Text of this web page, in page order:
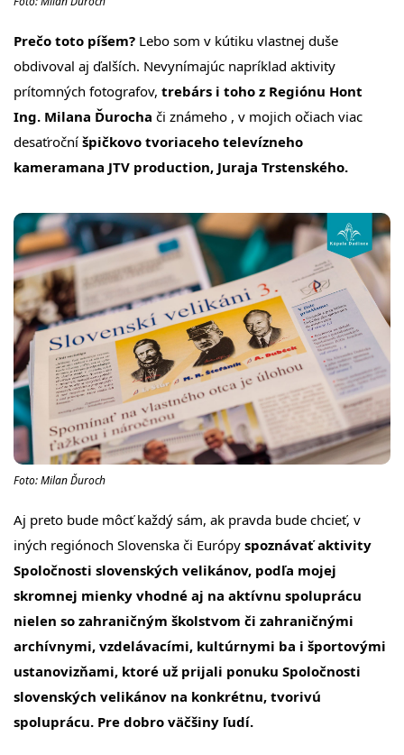
Prečo toto píšem? Lebo som v kútiku vlastnej duše
obdivoval aj ďalších. Nevynímajúc napríklad aktivity
prítomných fotografov, trebárs i toho z Regiónu Hont
Ing. Milana Ďurocha či známeho , v mojich očiach viac
desaťroční špičkovo tvoriaceho televízneho
kameramana JTV production, Juraja Trstenského.
Foto: Milan Ďuroch
Aj preto bude môcť každý sám, ak pravda bude chcieť, v
iných regiónoch Slovenska či Európy spoznávať aktivity
Spoločnosti slovenských velikánov, podľa mojej
skromnej mienky vhodné aj na aktívnu spoluprácu
nielen so zahraničným školstvom či zahraničnými
archívnymi, vzdelávacími, kultúrnymi ba i športovými
ustanovizňami, ktoré už prijali ponuku Spoločnosti
slovenských velikánov na konkrétnu, tvorivú
spoluprácu. Pre dobro väčšiny ľudí.